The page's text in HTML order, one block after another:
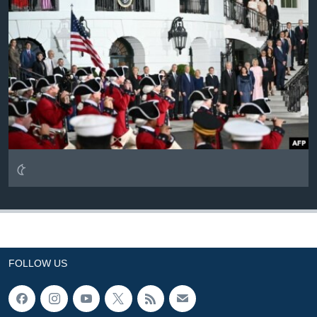
Learning English
FOLLOW US
অন্য ভাষায় ওয়েব সাইট
৫
FOLLOW US